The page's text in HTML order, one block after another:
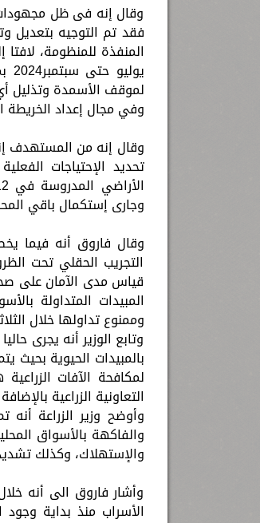
وقال إنه فى ظل
المنفذة للمنظومة،
لموقف الأسمدة وتذليل
وفي مجال إعداد الخريطة
وقال إنه من المستهدف
تحديد الإحتياجات
وجارى إستكمال باقي
وقال فاروق أنه فيما
التجريب الحقلي تحت
قياس مدى الآمان على
وممنوع تداولها خلال
وتابع الوزير أنه يجرى
التعاونية الزراعية
وأوضح وزير الزراعة أنه
والفاكهة بالأسواق
والإستهلاك، وكذلك
وأشار فاروق الى أنه